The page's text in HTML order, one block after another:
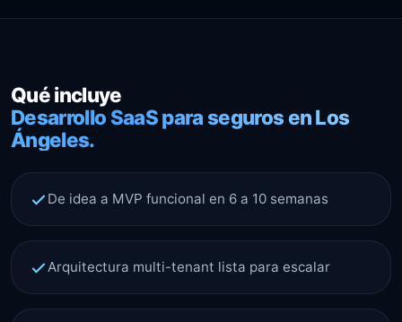
Qué incluye
Desarrollo SaaS para seguros en Los
Ángeles.
De idea a MVP funcional en 6 a 10 semanas
Arquitectura multi-tenant lista para escalar